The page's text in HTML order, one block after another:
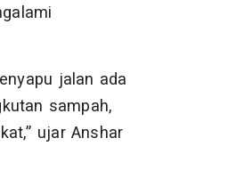
jalan ada
sampah,
ujar Anshar